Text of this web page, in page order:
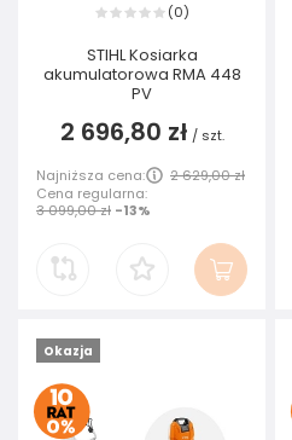
(0)
STIHL Kosiarka
akumulatorowa RMA 448
PV
2 696,80 zł / szt.
Najniższa cena:
2 629,00 zł
Cena regularna:
3 099,00 zł -13%
Okazja